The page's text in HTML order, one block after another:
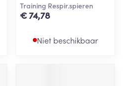
Training Respir.spieren
€ 74,78
Niet beschikbaar